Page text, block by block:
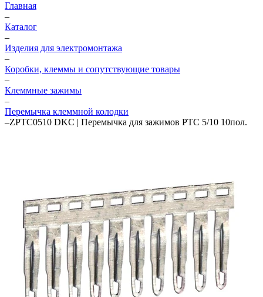
Главная
–
Каталог
–
Изделия для электромонтажа
–
Коробки, клеммы и сопутствующие товары
–
Клеммные зажимы
–
Перемычка клеммной колодки
–ZPTC0510 DKC | Перемычка для зажимов PTC 5/10 10пол.